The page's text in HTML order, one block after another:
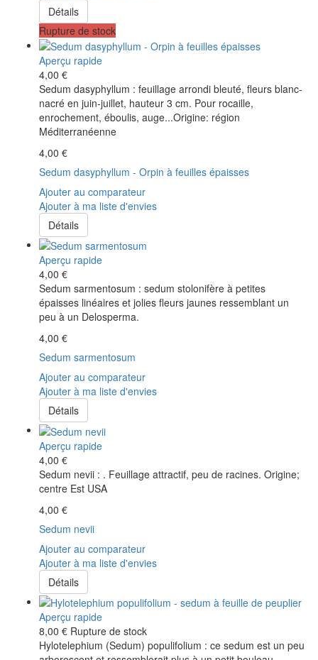
Détails
Rupture de stock
Aperçu rapide
4,00 €
Sedum dasyphyllum : feuillage arrondi bleuté, fleurs blanc-
nacré en juin-juillet, hauteur 3 cm. Pour rocaille,
enrochement, éboulis, auge...Origine: région
Méditerranéenne
4,00 €
Sedum dasyphyllum - Orpin à feuilles épaisses
Ajouter au comparateur
Ajouter à ma liste d'envies
Détails
Aperçu rapide
4,00 €
Sedum sarmentosum : sedum stolonifère à petites
épaisses linéaires et jolies fleurs jaunes ressemblant un
peu à un Delosperma.
4,00 €
Sedum sarmentosum
Ajouter au comparateur
Ajouter à ma liste d'envies
Détails
Aperçu rapide
4,00 €
Sedum nevii : . Feuillage attractif, peu de racines. Origine;
centre Est USA
4,00 €
Sedum nevii
Ajouter au comparateur
Ajouter à ma liste d'envies
Détails
Aperçu rapide
8,00 € Rupture de stock
Hylotelephium (Sedum) populifolium : ce sedum est un peu